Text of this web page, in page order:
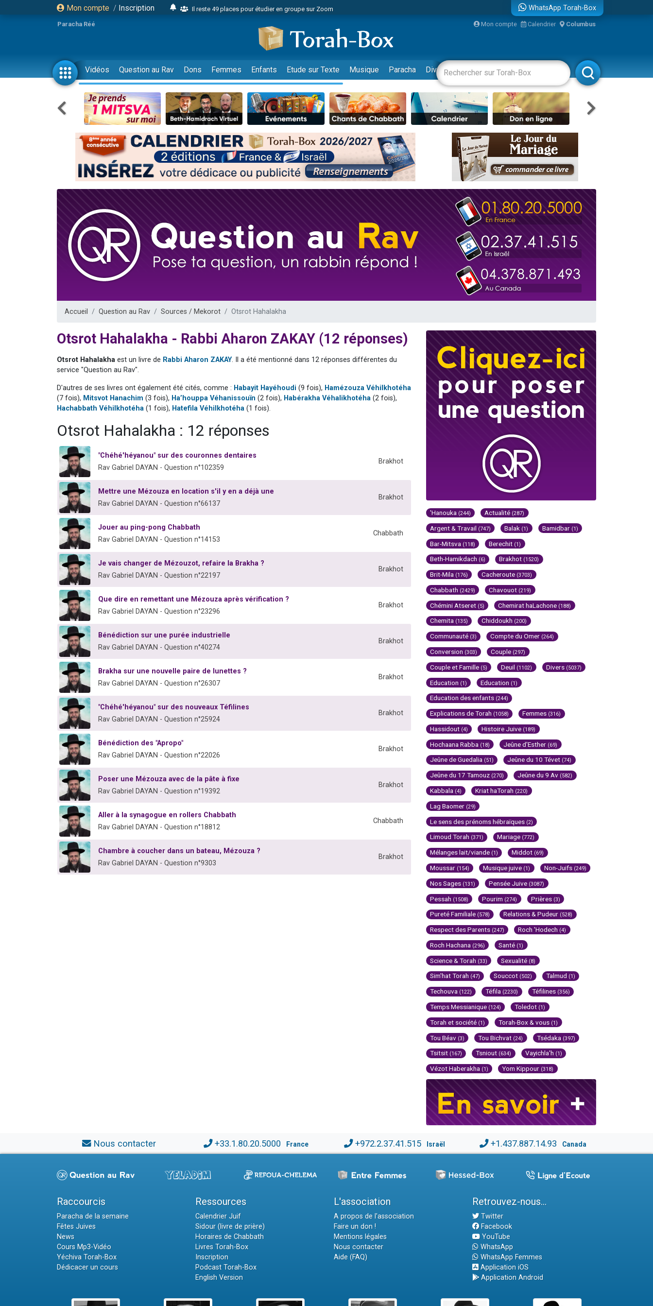
Mon compte / Inscription
Il reste 49 places pour étudier en groupe sur Zoom
2 personnes viennent de nous rejoindre sur WhatsApp
6 personnes viennent de nous rejoindre sur WhatsApp
4 personnes viennent de faire un don pour Reloger Rivka, 6 enfants, victime de violences...
2 personnes viennent de faire un don pour 1 Journée de Vacances Pour les Enfants
17 personnes viennent de demander une bénédiction
4 personnes viennent de nous rejoindre sur WhatsApp
Il reste 49 places pour étudier en groupe sur Zoom
Eva vient de donner son Maasser
4 personnes viennent de nous rejoindre sur WhatsApp
3 personnes viennent de nous rejoindre sur WhatsApp
Odaya vient de donner son Maasser
3 personnes viennent de faire un don pour 5 jours de vacances aux Orphelins
2 personnes viennent de nous rejoindre sur WhatsApp
13 personnes viennent de demander une bénédiction
30 personnes viennent de faire un don pour Sauvez la jambe de Yohan
Il reste 49 places pour étudier en groupe sur Zoom
12 nouvelles musiques dans Torah-Box Music
WhatsApp Torah-Box
Paracha Réé Mon compte Calendrier Columbus
Vidéos Question au Rav Dons Femmes Enfants Etude sur Texte Musique Paracha Divertissements Livres Rabbanim
Accueil Question au Rav Sources / Mekorot Otsrot Hahalakha
Otsrot Hahalakha - Rabbi Aharon ZAKAY (12 réponses)
Otsrot Hahalakha est un livre de Rabbi Aharon ZAKAY. Il a été mentionné dans 12 réponses différentes du
service "Question au Rav".
D'autres de ses livres ont également été cités, comme : Habayit Hayéhoudi (9 fois), Hamézouza Véhilkhotéha
(7 fois), Mitsvot Hanachim (3 fois), Ha’houppa Véhanissouïn (2 fois), Habérakha Véhalikhotéha (2 fois),
Hachabbath Véhilkhotéha (1 fois), Hatefila Véhilkhotéha (1 fois).
Otsrot Hahalakha : 12 réponses
"Chéhé'héyanou" sur des couronnes dentaires
Rav Gabriel DAYAN - Question n°102359
Brakhot
Mettre une Mézouza en location s'il y en a déjà une
Rav Gabriel DAYAN - Question n°66137
Brakhot
Jouer au ping-pong Chabbath
Rav Gabriel DAYAN - Question n°14153
Chabbath
Je vais changer de Mézouzot, refaire la Brakha ?
Rav Gabriel DAYAN - Question n°22197
Brakhot
Que dire en remettant une Mézouza après vérification ?
Rav Gabriel DAYAN - Question n°23296
Brakhot
Bénédiction sur une purée industrielle
Rav Gabriel DAYAN - Question n°40274
Brakhot
Brakha sur une nouvelle paire de lunettes ?
Rav Gabriel DAYAN - Question n°26307
Brakhot
"Chéhé'héyanou" sur des nouveaux Téfilines
Rav Gabriel DAYAN - Question n°25924
Brakhot
Bénédiction des "Apropo"
Rav Gabriel DAYAN - Question n°22026
Brakhot
Poser une Mézouza avec de la pâte à fixe
Rav Gabriel DAYAN - Question n°19392
Brakhot
Aller à la synagogue en rollers Chabbath
Rav Gabriel DAYAN - Question n°18812
Chabbath
Chambre à coucher dans un bateau, Mézouza ?
Rav Gabriel DAYAN - Question n°9303
Brakhot
'Hanouka (244) Actualité (287)
Argent & Travail (747) Balak (1) Bamidbar (1)
Bar-Mitsva (118) Berechit (1)
Beth-Hamikdach (6) Brakhot (1520)
Brit-Mila (176) Cacheroute (3703)
Chabbath (2429) Chavouot (219)
Chémini Atseret (5) Chemirat haLachone (188)
Chemita (135) Chiddoukh (200)
Communauté (3) Compte du Omer (264)
Conversion (303) Couple (297)
Couple et Famille (5) Deuil (1102) Divers (5037)
Education (1) Education (1)
Education des enfants (244)
Explications de Torah (1058) Femmes (316)
Hassidout (4) Histoire Juive (189)
Hochaana Rabba (18) Jeûne d'Esther (69)
Jeûne de Guedalia (51) Jeûne du 10 Tévet (74)
Jeûne du 17 Tamouz (270) Jeûne du 9 Av (582)
Kabbala (4) Kriat haTorah (220)
Lag Baomer (29)
Le sens des prénoms hébraïques (2)
Limoud Torah (371) Mariage (772)
Mélanges lait/viande (1) Middot (69)
Moussar (154) Musique juive (1) Non-Juifs (249)
Nos Sages (131) Pensée Juive (3087)
Pessah (1508) Pourim (274) Prières (3)
Pureté Familiale (578) Relations & Pudeur (528)
Respect des Parents (247) Roch 'Hodech (4)
Roch Hachana (296) Santé (1)
Science & Torah (33) Sexualité (8)
Sim'hat Torah (47) Souccot (502) Talmud (1)
Techouva (122) Téfila (2230) Téfilines (356)
Temps Messianique (124) Toledot (1)
Torah et société (1) Torah-Box & vous (1)
Tou Béav (3) Tou Bichvat (24) Tsédaka (397)
Tsitsit (167) Tsniout (634) Vayichla'h (1)
Vézot Haberakha (1) Yom Kippour (318)
Nous contacter +33.1.80.20.5000 France +972.2.37.41.515 Israël +1.437.887.14.93 Canada
Raccourcis
Paracha de la semaine
Fêtes Juives
News
Cours Mp3-Vidéo
Yéchiva Torah-Box
Dédicacer un cours
Ressources
Calendrier Juif
Sidour (livre de prière)
Horaires de Chabbath
Livres Torah-Box
Inscription
Podcast Torah-Box
English Version
L'association
A propos de l'association
Faire un don !
Mentions légales
Nous contacter
Aide (FAQ)
Retrouvez-nous...
Twitter
Facebook
YouTube
WhatsApp
WhatsApp Femmes
Application iOS
Application Android